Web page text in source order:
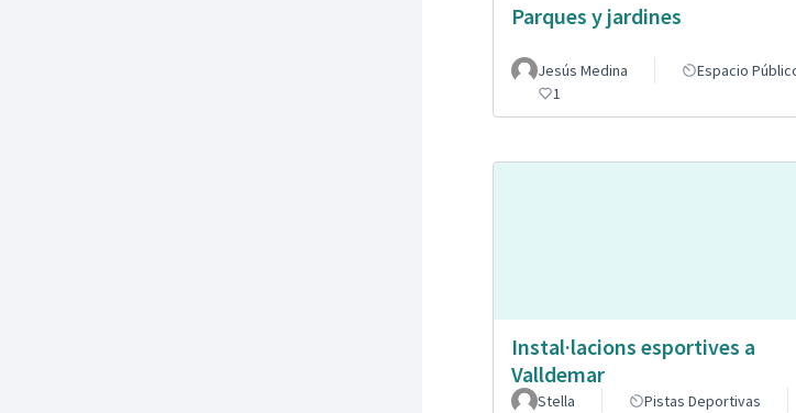
Parques y jardines
Jesús Medina Espacio
1
Instal·lacions esportives a
Valldemar
Stella Pistas Deportivas